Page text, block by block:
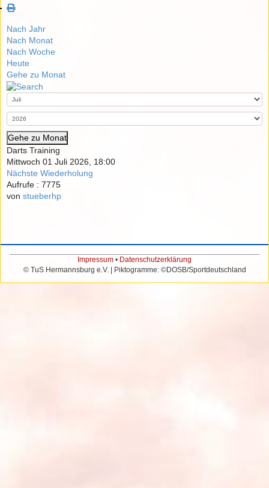
Nach Jahr
Nach Monat
Nach Woche
Heute
Gehe zu Monat
Gehe zu Monat
Darts Training
Mittwoch 01 Juli 2026, 18:00
Nächste Wiederholung
Aufrufe : 7775
von stueberhp
Impressum • Datenschutzerklärung
© TuS Hermannsburg e.V. | Piktogramme: ©DOSB/Sportdeutschland